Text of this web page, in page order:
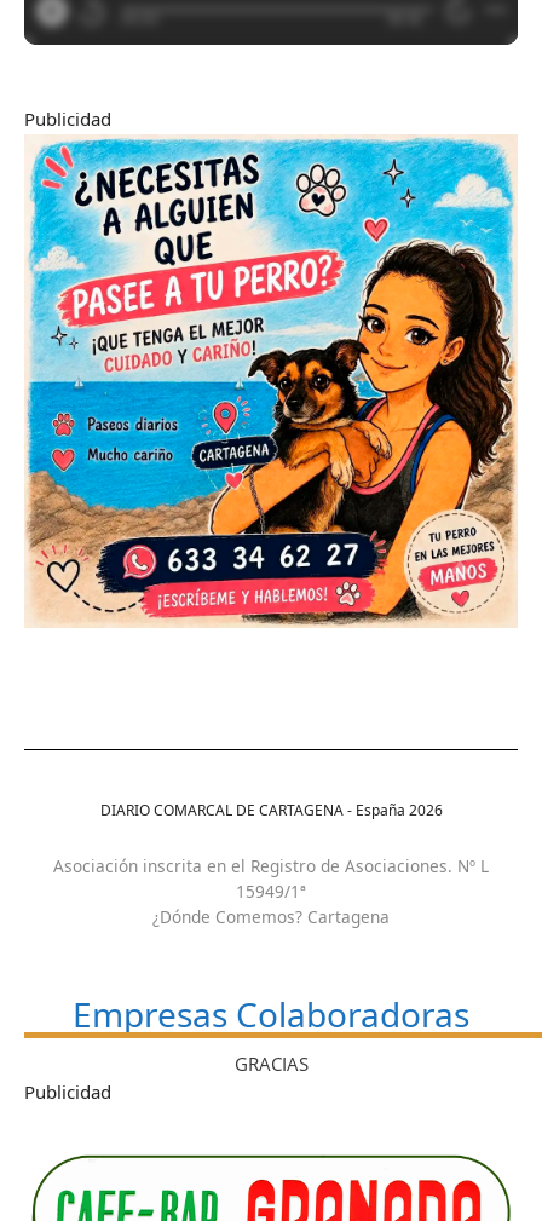
Publicidad
DIARIO COMARCAL DE CARTAGENA - España 2026
Asociación inscrita en el Registro de Asociaciones. Nº L
15949/1ª
¿Dónde Comemos? Cartagena
Empresas Colaboradoras
GRACIAS
Publicidad